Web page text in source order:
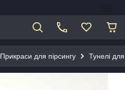
Прикраси для пірсингу Тунелі